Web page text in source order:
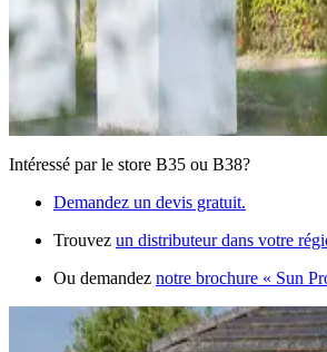
Intéressé par le store B35 ou B38?
Demandez un devis gratuit.
Trouvez un distributeur dans votre
Ou demandez notre brochure « Sun